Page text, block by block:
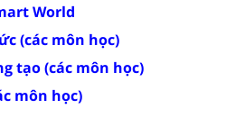
World
(các môn học)
tạo (các môn học)
môn học)